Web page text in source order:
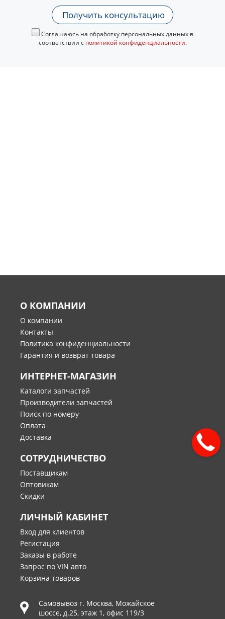
Получить консультацию
Соглашаюсь на обработку персональных данных в
соответствии с политикой конфиденциальности.
О КОМПАНИИ
О компании
Контакты
Политика конфиденциальности
Гарантия и возврат товара
ИНТЕРНЕТ-МАГАЗИН
Каталоги запчастей
Производители запчастей
Поиск по номеру
Оплата
Доставка
СОТРУДНИЧЕСТВО
Поставщикам
Оптовикам
Скидки
ЛИЧНЫЙ КАБИНЕТ
Вход для клиентов
Регистация
Заказы в работе
Запрос по VIN авто
Корзина товаров
Самовывоз г. Москва, Можайское
шоссе, д.25, этаж 1, офис 119/3